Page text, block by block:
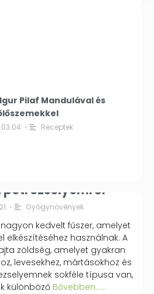
Pilaf Mandulával és
• Receptek
petrezselyemről
• Gyógynövények
kedvelt fűszer, amelyet
elkészítéséhez használnak. A
zöldség, amelyet gyakran
levesekhez, mártásokhoz és
sokféle típusa van,
különbözőBővebben...…